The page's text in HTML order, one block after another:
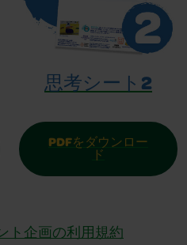
思考シート2
PDFをダウンロー
ド
ト企画の利用規約